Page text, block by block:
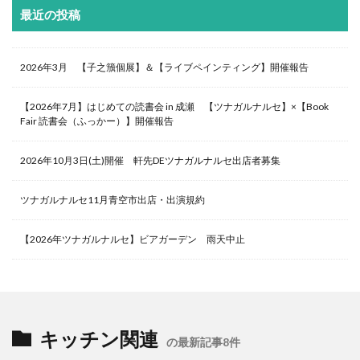
最近の投稿
2026年3月 【子之籏個展】＆【ライブペインティング】開催報告
【2026年7月】はじめての読書会 in 成瀬 【ツナガルナルセ】×【Book
Fair 読書会（ふっかー）】開催報告
2026年10月3日(土)開催 軒先DEツナガルナルセ出店者募集
ツナガルナルセ11月青空市出店・出演規約
【2026年ツナガルナルセ】ビアガーデン 雨天中止
キッチン関連 の最新記事8件